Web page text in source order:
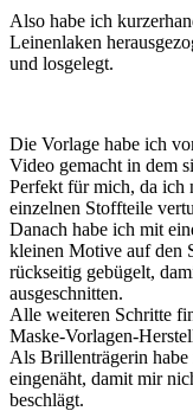
Also habe ich
Leinenlaken
und losgelegt.
Die Vorlage habe ich
Video gemacht in dem
Perfekt für mich, da ich
einzelnen Stoffteile
Danach habe ich mit
kleinen Motive auf den
rückseitig gebügelt,
ausgeschnitten.
Alle weiteren Schritte
Maske-Vorlagen-
Als Brillenträgerin
eingenäht, damit mir
beschlägt.